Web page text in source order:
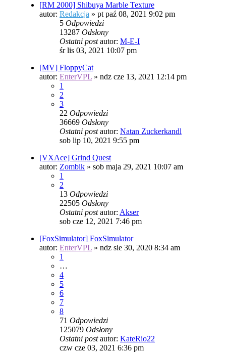
[RM 2000] Shibuya Marble Texture
autor: Redakcja » pt paź 08, 2021 9:02 pm
5 Odpowiedzi
13287 Odsłony
Ostatni postautor: M-E-I
śr lis 03, 2021 10:07 pm
[MV] FloppyCat
autor: EnterVPL » ndz cze 13, 2021 12:14 pm
1
2
3
22 Odpowiedzi
36669 Odsłony
Ostatni postautor: Natan Zuckerkandl
sob lip 10, 2021 9:55 pm
[VXAce] Grind Quest
autor: Zombik » sob maja 29, 2021 10:07 am
1
2
13 Odpowiedzi
22505 Odsłony
Ostatni postautor: Akser
sob cze 12, 2021 7:46 pm
[FoxSimulator] FoxSimulator
autor: EnterVPL » ndz sie 30, 2020 8:34 am
1
…
4
5
6
7
8
71 Odpowiedzi
125079 Odsłony
Ostatni postautor: KateRio22
czw cze 03, 2021 6:36 pm